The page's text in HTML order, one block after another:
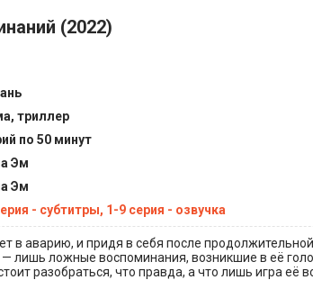
(2022)
триллер
по 50 минут
Эм
Эм
- субтитры, 1-9 серия - озвучка
в аварию, и придя в себя после
лишь ложные воспоминания, возникшие в её
разобраться, что правда, а что лишь игра её